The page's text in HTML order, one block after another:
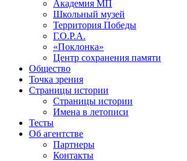
Академия МП
Школьный музей
Территория Победы
Г.О.Р.А.
«Поклонка»
Центр сохранения памяти
Общество
Точка зрения
Страницы истории
Страницы истории
Имена в летописи
Тесты
Об агентстве
Партнеры
Контакты